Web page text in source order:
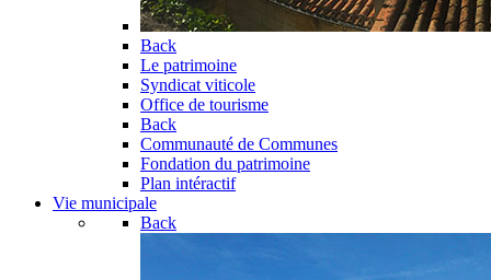
Back
Le patrimoine
Syndicat viticole
Office de tourisme
Back
Communauté de Communes
Fondation du patrimoine
Plan intéractif
Vie municipale
Back